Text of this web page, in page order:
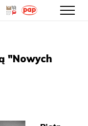
"Nowych